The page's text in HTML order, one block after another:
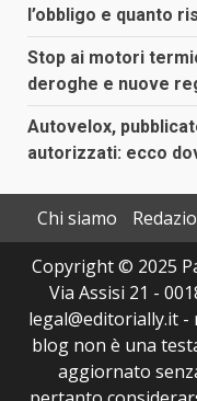
l’obbligo e quanto
Stop ai motori
deroghe e nuove
Autovelox,
autorizzati: ecco
Chi siamo
Copyright © 2025
Via Assisi 21 -
legal@editorially.it
blog non è una
aggiornato